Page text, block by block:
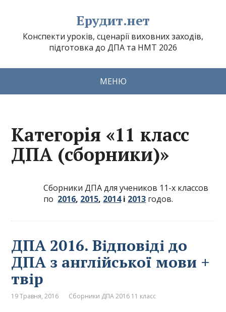
Ерудит.нет
Конспекти уроків, сценарії виховних заходів,
підготовка до ДПА та НМТ 2026
МЕНЮ
Категорія «11 класс
ДПА (сборники)»
Сборники ДПА для учеников 11-х классов
по 2016, 2015, 2014і 2013 годов.
ДПА 2016. Відповіді до
ДПА з англійської мови +
твір
19 Травня, 2016 Сборники ДПА 2016 11 класс